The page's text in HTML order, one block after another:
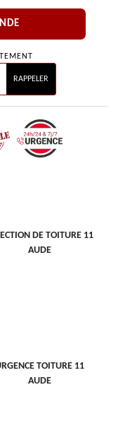
DE TOITURE 11
AUDE
TOITURE 11
AUDE